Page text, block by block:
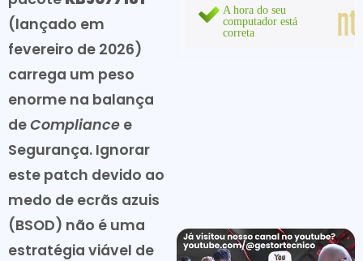
(lançado em
fevereiro de 2026)
carrega um peso
enorme na balança
deCompliance e
Segurança. Ignorar
este patch devido ao
medo de ecrãs azuis
(BSOD) não é uma
estratégia viável de